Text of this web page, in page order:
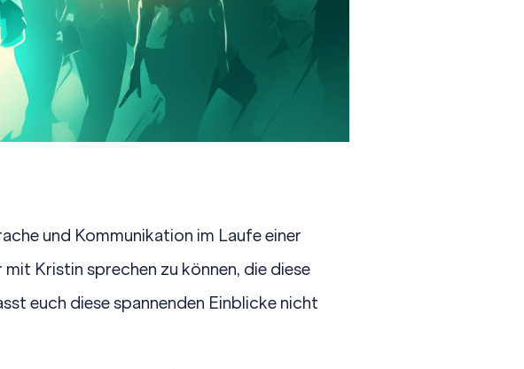
und Kommunikation im Laufe einer
mit Kristin sprechen zu können, die diese
euch diese spannenden Einblicke nicht